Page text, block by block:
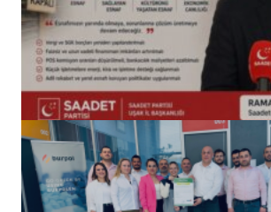
(başlıksız)
Alaattin Karahan tarafından 14/07/2026